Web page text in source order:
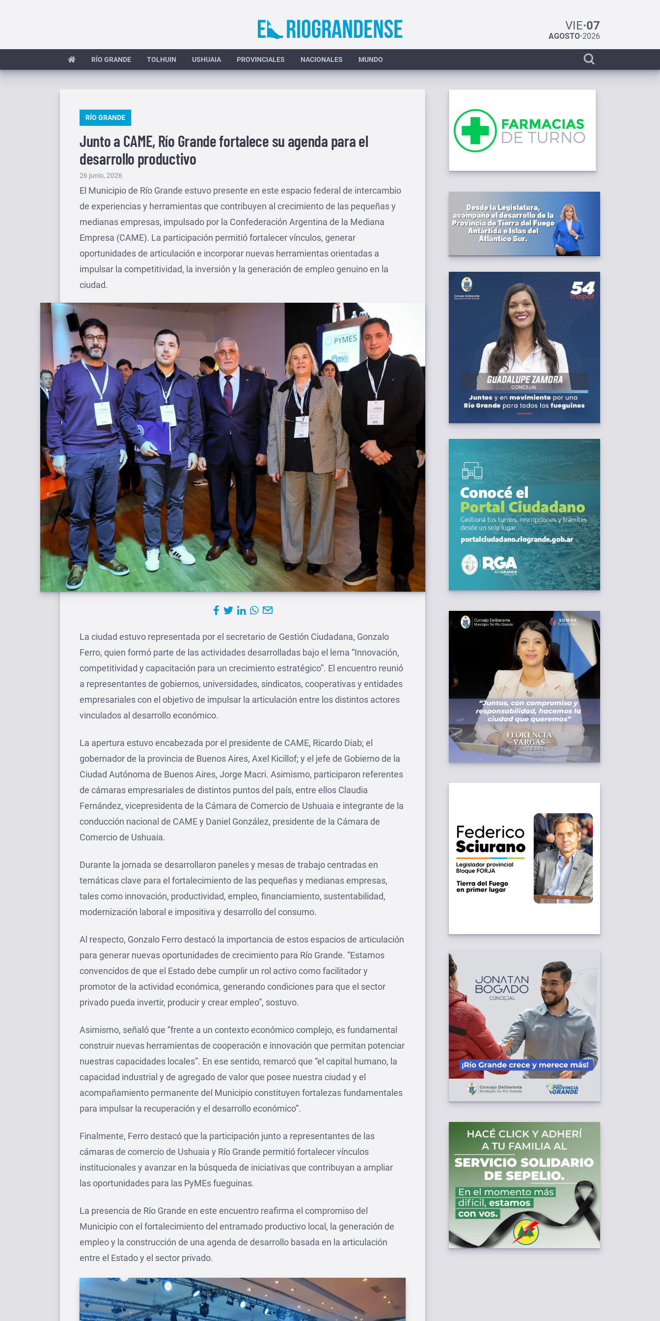
VIE·07
AGOSTO·2026
RÍO GRANDE TOLHUIN USHUAIA PROVINCIALES NACIONALES MUNDO
Display
search
PUBLICADO
RÍO GRANDE
Junto a CAME, Río Grande fortalece su agenda para el
desarrollo productivo
Publicado
el
26 junio, 2026
El Municipio de Río Grande estuvo presente en este espacio federal de intercambio
de experiencias y herramientas que contribuyen al crecimiento de las pequeñas y
medianas empresas, impulsado por la Confederación Argentina de la Mediana
Empresa (CAME). La participación permitió fortalecer vínculos, generar
oportunidades de articulación e incorporar nuevas herramientas orientadas a
impulsar la competitividad, la inversión y la generación de empleo genuino en la
ciudad.
La ciudad estuvo representada por el secretario de Gestión Ciudadana, Gonzalo
Ferro, quien formó parte de las actividades desarrolladas bajo el lema “Innovación,
competitividad y capacitación para un crecimiento estratégico”. El encuentro reunió
a representantes de gobiernos, universidades, sindicatos, cooperativas y entidades
empresariales con el objetivo de impulsar la articulación entre los distintos actores
vinculados al desarrollo económico.
La apertura estuvo encabezada por el presidente de CAME, Ricardo Diab; el
gobernador de la provincia de Buenos Aires, Axel Kicillof; y el jefe de Gobierno de la
Ciudad Autónoma de Buenos Aires, Jorge Macri. Asimismo, participaron referentes
de cámaras empresariales de distintos puntos del país, entre ellos Claudia
Fernández, vicepresidenta de la Cámara de Comercio de Ushuaia e integrante de la
conducción nacional de CAME y Daniel González, presidente de la Cámara de
Comercio de Ushuaia.
Durante la jornada se desarrollaron paneles y mesas de trabajo centradas en
temáticas clave para el fortalecimiento de las pequeñas y medianas empresas,
tales como innovación, productividad, empleo, financiamiento, sustentabilidad,
modernización laboral e impositiva y desarrollo del consumo.
Al respecto, Gonzalo Ferro destacó la importancia de estos espacios de articulación
para generar nuevas oportunidades de crecimiento para Río Grande. “Estamos
convencidos de que el Estado debe cumplir un rol activo como facilitador y
promotor de la actividad económica, generando condiciones para que el sector
privado pueda invertir, producir y crear empleo”, sostuvo.
Asimismo, señaló que “frente a un contexto económico complejo, es fundamental
construir nuevas herramientas de cooperación e innovación que permitan potenciar
nuestras capacidades locales”. En ese sentido, remarcó que “el capital humano, la
capacidad industrial y de agregado de valor que posee nuestra ciudad y el
acompañamiento permanente del Municipio constituyen fortalezas fundamentales
para impulsar la recuperación y el desarrollo económico”.
Finalmente, Ferro destacó que la participación junto a representantes de las
cámaras de comercio de Ushuaia y Río Grande permitió fortalecer vínculos
institucionales y avanzar en la búsqueda de iniciativas que contribuyan a ampliar
las oportunidades para las PyMEs fueguinas.
La presencia de Río Grande en este encuentro reafirma el compromiso del
Municipio con el fortalecimiento del entramado productivo local, la generación de
empleo y la construcción de una agenda de desarrollo basada en la articulación
entre el Estado y el sector privado.